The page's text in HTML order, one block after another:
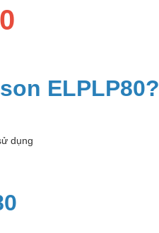
ELPLP80?
dụng